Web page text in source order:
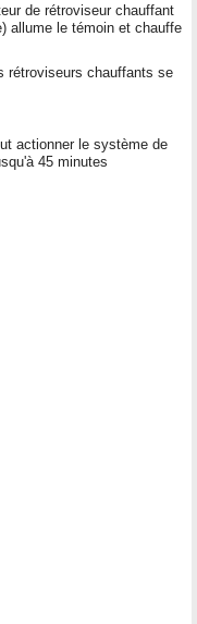
de rétroviseur chauffant
allume le témoin et chauffe
rétroviseurs chauffants se
actionner le système de
45 minutes